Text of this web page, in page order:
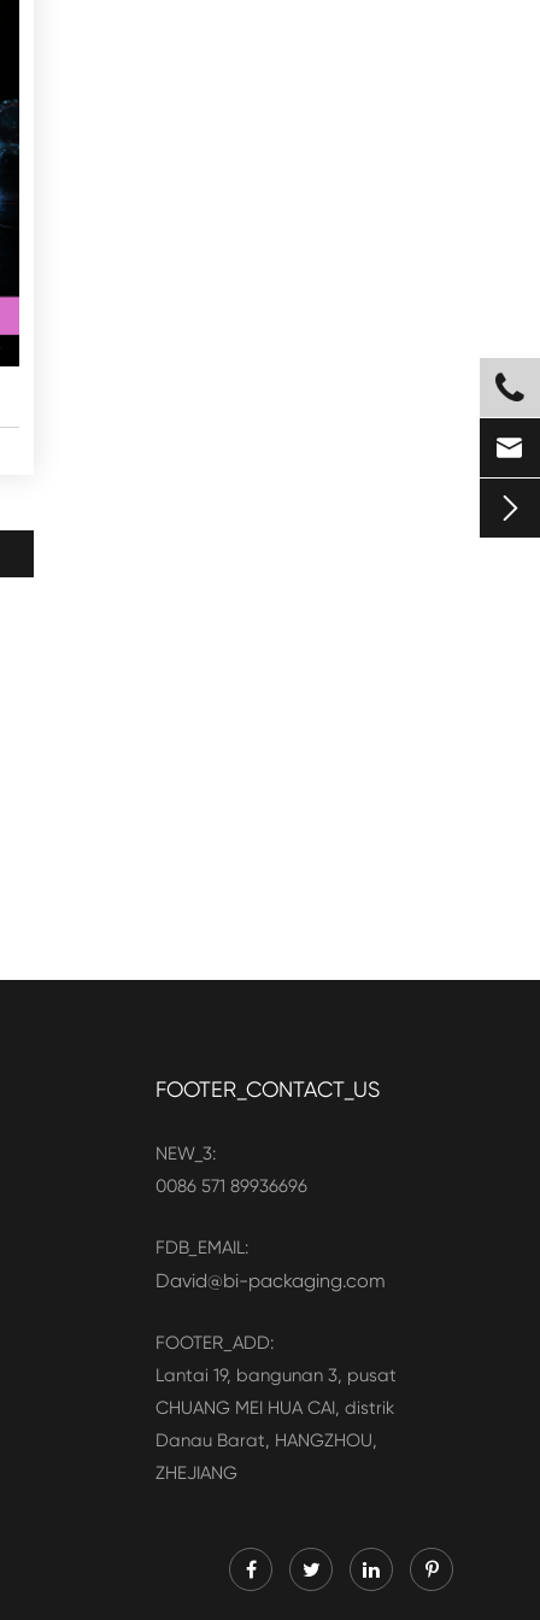
FOOTER_CONTACT_US
NEW_3:
0086 571 89936696
FDB_EMAIL:
David@bi-packaging.com
FOOTER_ADD:
Lantai 19, bangunan 3, pusat
CHUANG MEI HUA CAI, distrik
Danau Barat, HANGZHOU,
ZHEJIANG


